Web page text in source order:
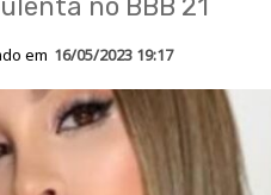
em 16/05/2023 19:17